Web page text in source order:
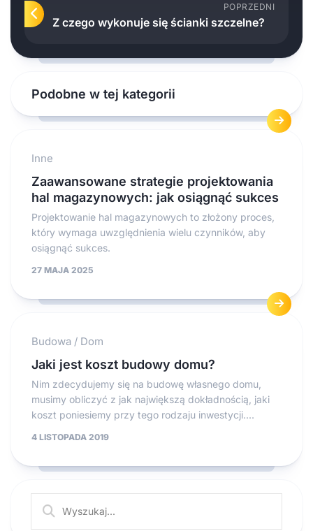
POPRZEDNI
Z czego wykonuje się ścianki szczelne?
Podobne w tej kategorii
Inne
Zaawansowane strategie projektowania
hal magazynowych: jak osiągnąć sukces
Projektowanie hal magazynowych to złożony proces,
który wymaga uwzględnienia wielu czynników, aby
osiągnąć sukces.
27 MAJA 2025
Budowa / Dom
Jaki jest koszt budowy domu?
Nim zdecydujemy się na budowę własnego domu,
musimy obliczyć z jak największą dokładnością, jaki
koszt poniesiemy przy tego rodzaju inwestycji....
4 LISTOPADA 2019